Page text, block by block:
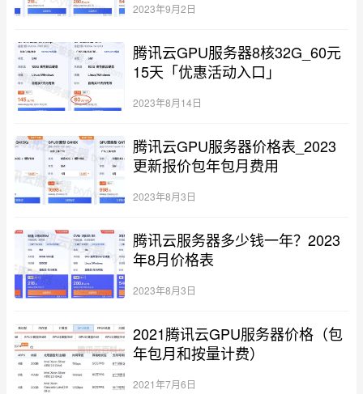
2023年9月2日
腾讯云GPU服务器8核32G_60元
15天「优惠活动入口」
2023年8月14日
腾讯云GPU服务器价格表_2023
更新报价包年包月费用
2023年8月3日
腾讯云服务器多少钱一年？2023
年8月价格表
2023年8月3日
2021腾讯云GPU服务器价格（包
年包月和按量计费）
2021年7月6日